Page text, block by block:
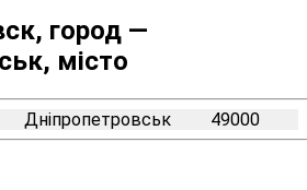
город —
місто
Дніпропетровськ 49000